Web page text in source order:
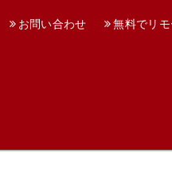
お問い合わせ
無料でリ